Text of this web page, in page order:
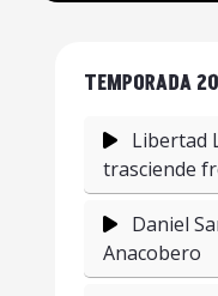
TEMPORADA
Libertad
trasciende
Daniel
Anacobero